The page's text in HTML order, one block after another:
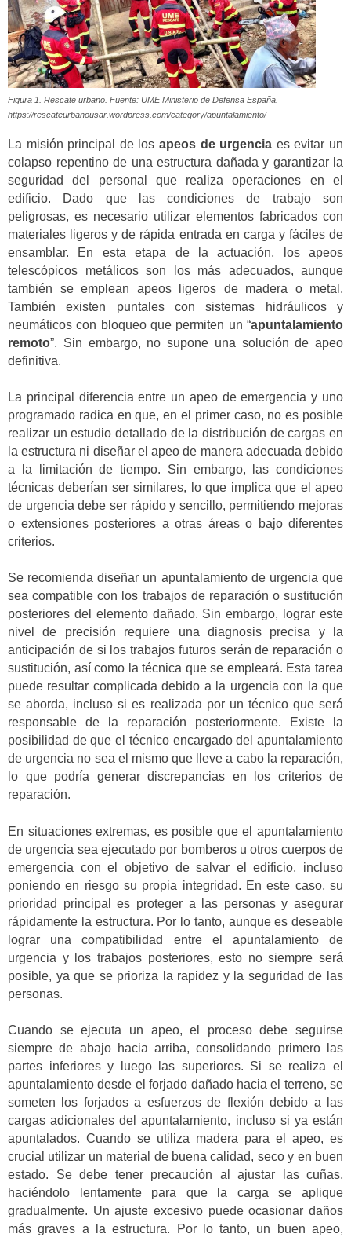
Figura 1. Rescate urbano. Fuente: UME Ministerio de Defensa España.
https://rescateurbanousar.wordpress.com/category/apuntalamiento/
La misión principal de los apeos de urgencia es evitar un
colapso repentino de una estructura dañada y garantizar la
seguridad del personal que realiza operaciones en el
edificio. Dado que las condiciones de trabajo son
peligrosas, es necesario utilizar elementos fabricados con
materiales ligeros y de rápida entrada en carga y fáciles de
ensamblar. En esta etapa de la actuación, los apeos
telescópicos metálicos son los más adecuados, aunque
también se emplean apeos ligeros de madera o metal.
También existen puntales con sistemas hidráulicos y
neumáticos con bloqueo que permiten un “apuntalamiento
remoto”. Sin embargo, no supone una solución de apeo
definitiva.
La principal diferencia entre un apeo de emergencia y uno
programado radica en que, en el primer caso, no es posible
realizar un estudio detallado de la distribución de cargas en
la estructura ni diseñar el apeo de manera adecuada debido
a la limitación de tiempo. Sin embargo, las condiciones
técnicas deberían ser similares, lo que implica que el apeo
de urgencia debe ser rápido y sencillo, permitiendo mejoras
o extensiones posteriores a otras áreas o bajo diferentes
criterios.
Se recomienda diseñar un apuntalamiento de urgencia que
sea compatible con los trabajos de reparación o sustitución
posteriores del elemento dañado. Sin embargo, lograr este
nivel de precisión requiere una diagnosis precisa y la
anticipación de si los trabajos futuros serán de reparación o
sustitución, así como la técnica que se empleará. Esta tarea
puede resultar complicada debido a la urgencia con la que
se aborda, incluso si es realizada por un técnico que será
responsable de la reparación posteriormente. Existe la
posibilidad de que el técnico encargado del apuntalamiento
de urgencia no sea el mismo que lleve a cabo la reparación,
lo que podría generar discrepancias en los criterios de
reparación.
En situaciones extremas, es posible que el apuntalamiento
de urgencia sea ejecutado por bomberos u otros cuerpos de
emergencia con el objetivo de salvar el edificio, incluso
poniendo en riesgo su propia integridad. En este caso, su
prioridad principal es proteger a las personas y asegurar
rápidamente la estructura. Por lo tanto, aunque es deseable
lograr una compatibilidad entre el apuntalamiento de
urgencia y los trabajos posteriores, esto no siempre será
posible, ya que se prioriza la rapidez y la seguridad de las
personas.
Cuando se ejecuta un apeo, el proceso debe seguirse
siempre de abajo hacia arriba, consolidando primero las
partes inferiores y luego las superiores. Si se realiza el
apuntalamiento desde el forjado dañado hacia el terreno, se
someten los forjados a esfuerzos de flexión debido a las
cargas adicionales del apuntalamiento, incluso si ya están
apuntalados. Cuando se utiliza madera para el apeo, es
crucial utilizar un material de buena calidad, seco y en buen
estado. Se debe tener precaución al ajustar las cuñas,
haciéndolo lentamente para que la carga se aplique
gradualmente. Un ajuste excesivo puede ocasionar daños
más graves a la estructura. Por lo tanto, un buen apeo,